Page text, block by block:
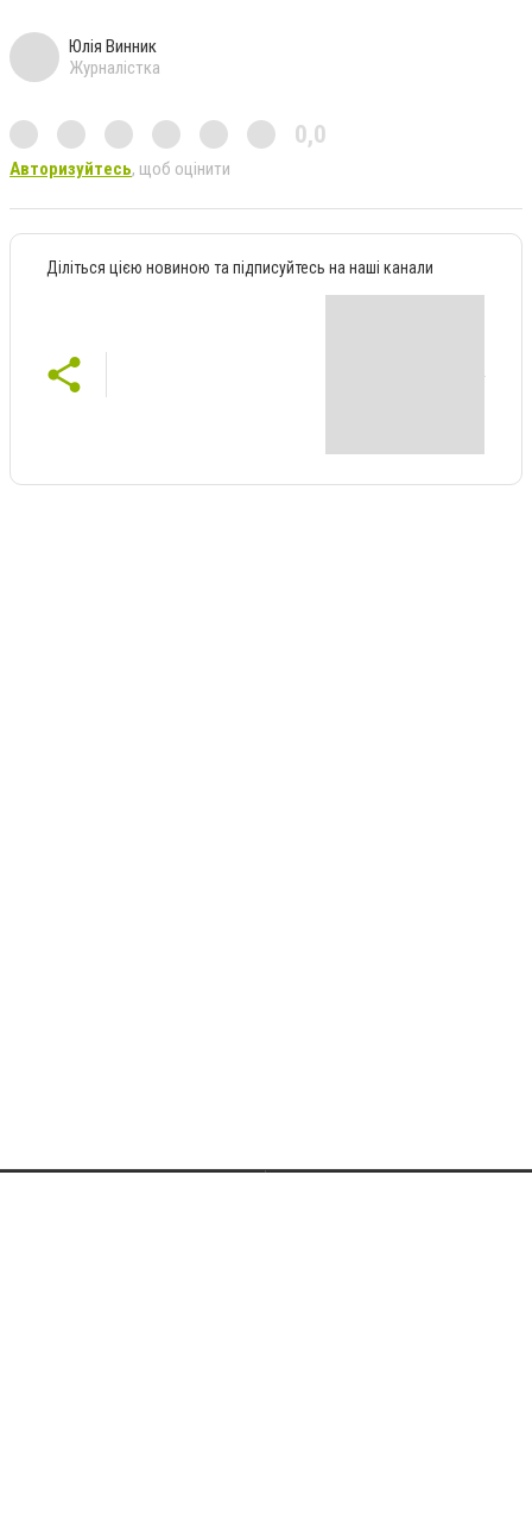
Юлія Винник
Журналістка
0,0
Авторизуйтесь, щоб оцінити
Діліться цією новиною та підписуйтесь на наші канали